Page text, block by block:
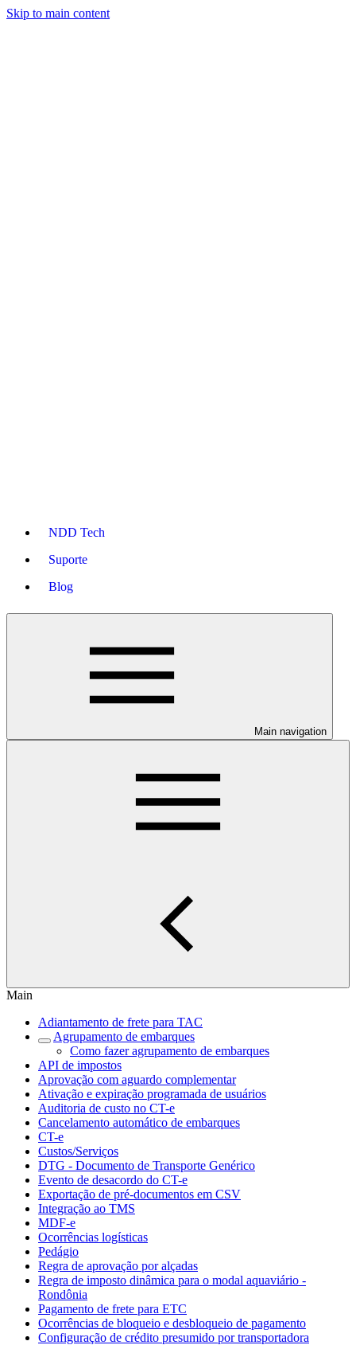
Skip to main content
NDD Tech
Suporte
Blog
Main navigation
Main
Adiantamento de frete para TAC
Agrupamento de embarques
Como fazer agrupamento de embarques
API de impostos
Aprovação com aguardo complementar
Ativação e expiração programada de usuários
Auditoria de custo no CT-e
Cancelamento automático de embarques
CT-e
Custos/Serviços
DTG - Documento de Transporte Genérico
Evento de desacordo do CT-e
Exportação de pré-documentos em CSV
Integração ao TMS
MDF-e
Ocorrências logísticas
Pedágio
Regra de aprovação por alçadas
Regra de imposto dinâmica para o modal aquaviário -
Rondônia
Pagamento de frete para ETC
Ocorrências de bloqueio e desbloqueio de pagamento
Configuração de crédito presumido por transportadora